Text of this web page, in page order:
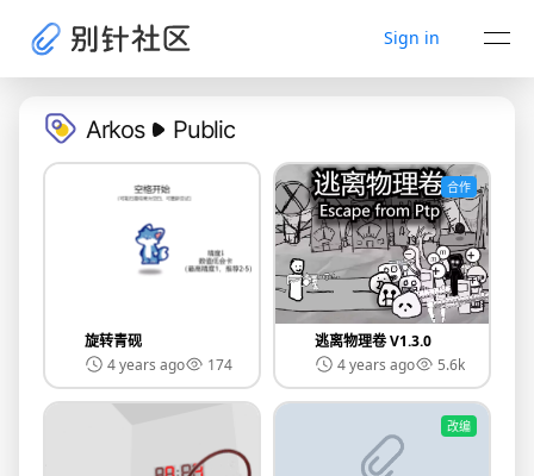
Sign in
Arkos Public
旋转青砚
4 years ago
174
合作
逃离物理卷 V1.3.0
4 years ago
5.6k
改编